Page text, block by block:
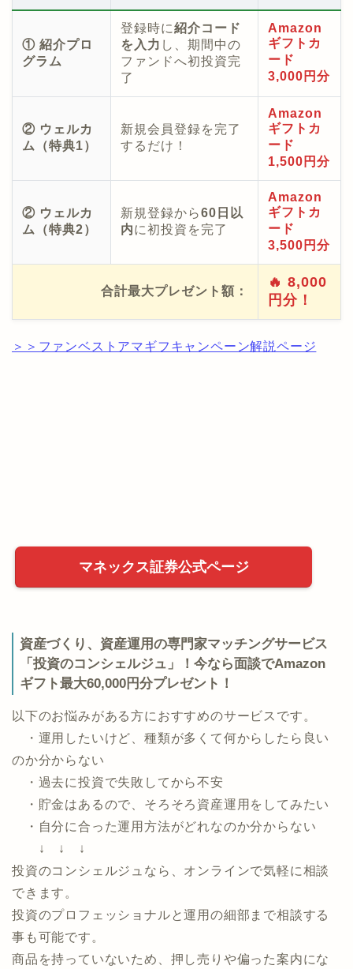
① 紹介プロ
グラム
登録時に紹介コード
を入力 し、期間中の
ファンドへ初投資完
了
Amazon
ギフトカ
ード
3,000円分
② ウェルカ
ム（特典1）
新規会員登録を完了
するだけ！
Amazon
ギフトカ
ード
1,500円分
② ウェルカ
ム（特典2）
新規登録から60日以
内に初投資を完了
Amazon
ギフトカ
ード
3,500円分
合計最大プレゼント額：
🔥 8,000
円分！
＞＞ファンベストアマギフキャンペーン解説ページ
マネックス証券公式ページ
資産づくり、資産運用の専門家マッチングサービス
「投資のコンシェルジュ」！今なら面談でAmazon
ギフト最大60,000円分プレゼント！
以下のお悩みがある方におすすめのサービスです。
・運用したいけど、種類が多くて何からしたら良い
・自分に合った運用方法がどれなのか分からない
投資のコンシェルジュなら、オンラインで気軽に相談